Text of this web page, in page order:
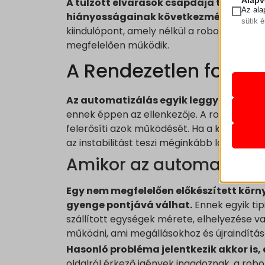
A túlzott elvárások csapdája tehát
hiányosságainak következménye.A
kiindulópont, amely nélkül a robotizáció
megfelelően működik.
A Rendezetlen
Az automatizálás egyik leggyakoribb
ennek éppen az ellenkezője. A robotizált
felerősíti azok működését. Ha a
az instabilitást teszi méginkább láthatóvá.
Amikor az
Egy nem megfelelően előkészített
gyenge pontjává válhat. Ennek egyik
szállított egységek mérete, elhelyezése
működni, ami megállásokhoz és
Hasonló probléma jelentkezik akkor
Az
sütik
wp-
_gcl_au
_gcl_aw
_gcl_gs
Ezek
Ez a